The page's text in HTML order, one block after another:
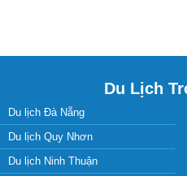
Du Lịch
Du lịch Đà Nẵng
Du lịch Quy Nhơn
Du lịch Ninh Thuận